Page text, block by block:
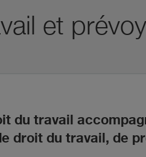
et
du travail
droit du travail, de